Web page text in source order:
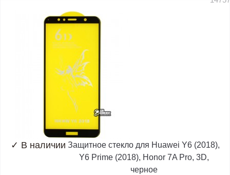
✓ В наличии Защитное стекло для Huawei Y6 (2018),
Y6 Prime (2018), Honor 7A Pro, 3D,
черное